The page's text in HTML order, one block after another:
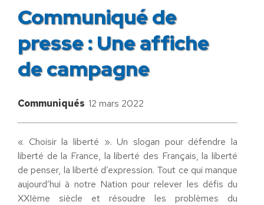
Communiqué de
presse : Une affiche
de campagne
Communiqués 12 mars 2022
« Choisir la liberté ». Un slogan pour défendre la
liberté de la France, la liberté des Français, la liberté
de penser, la liberté d’expression. Tout ce qui manque
aujourd’hui à notre Nation pour relever les défis du
XXIème siècle et résoudre les problèmes du